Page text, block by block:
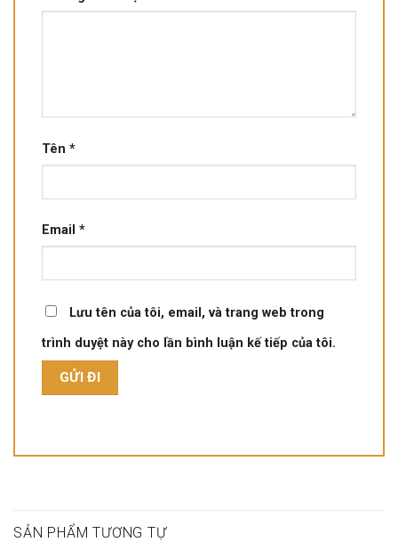
Tên *
Email *
Lưu tên của tôi, email, và trang web trong
trình duyệt này cho lần bình luận kế tiếp của tôi.
SẢN PHẨM TƯƠNG TỰ